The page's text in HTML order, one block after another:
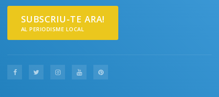
SUBSCRIU-TE ARA!
AL PERIODISME LOCAL